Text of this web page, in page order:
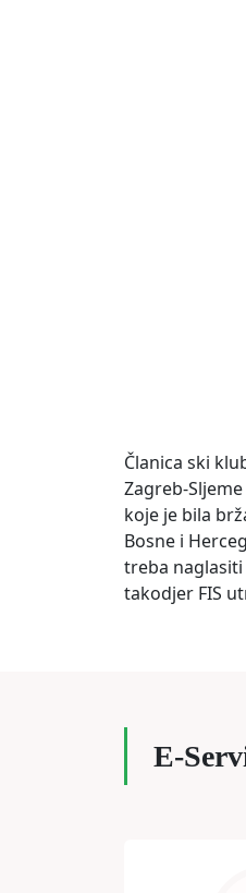
Članica ski
Zagreb-
koje je bila
Bosne i
treba
takodjer FIS
E-